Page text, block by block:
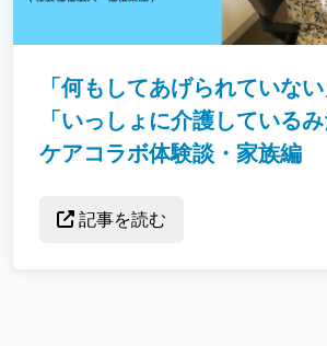
「何もしてあげられていない
「いっしょに介護しているみ
ケアコラボ体験談・家族編
記事を読む